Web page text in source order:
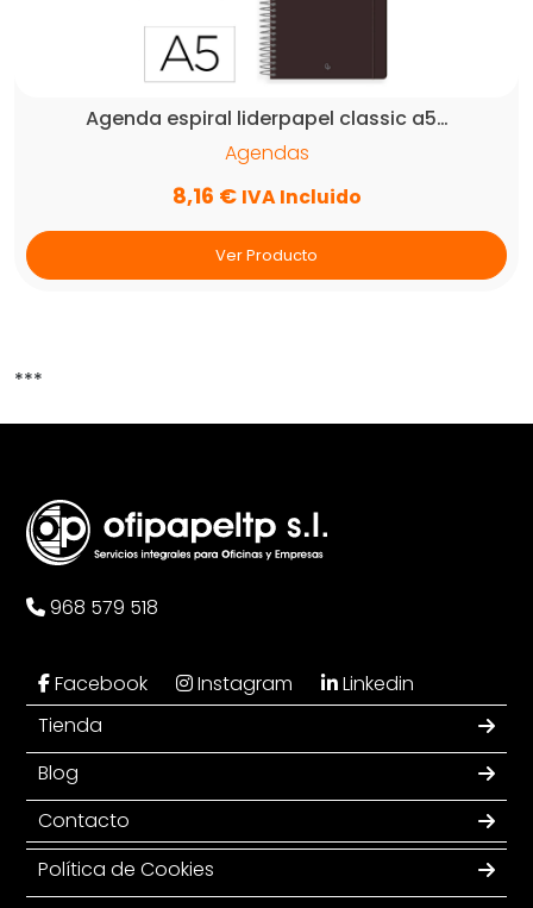
Agenda espiral liderpapel classic a5…
Agendas
8,16 € IVA Incluido
Ver Producto
***
968 579 518
Facebook Instagram
Linkedin
Tienda
Blog
Contacto
Política de Cookies